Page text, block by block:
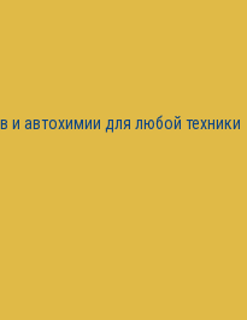
и автохимии для любой техники